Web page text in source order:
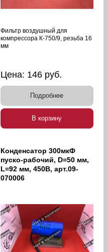
Фильтр воздушный для
компрессора К-750/9, резьба 16
мм
Цена: 146 руб.
Подробнее
В корзину
Конденсатор 300мкФ
пуско-рабочий, D=50 мм,
L=92 мм, 450В, арт.09-
070006